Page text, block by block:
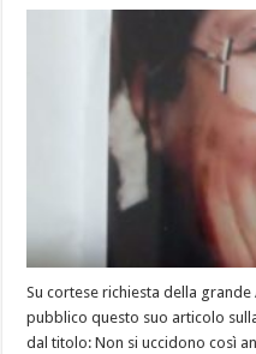
Su cortese richiesta della
pubblico questo suo articolo
dal titolo: Non si uccidono così